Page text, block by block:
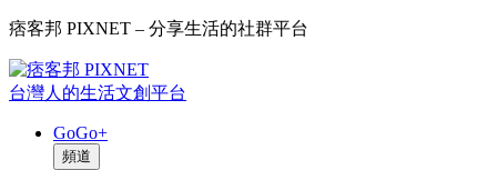
痞客邦 PIXNET – 分享生活的社群平台
台灣人的生活文創平台
GoGo+
頻道